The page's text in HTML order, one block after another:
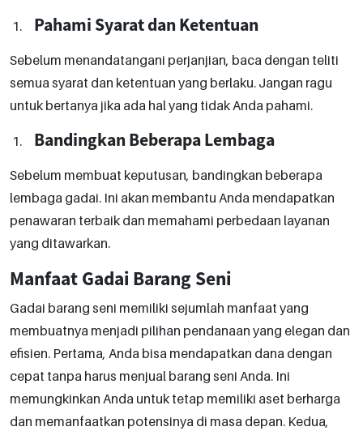
Pahami Syarat dan Ketentuan
Sebelum menandatangani perjanjian, baca dengan teliti
semua syarat dan ketentuan yang berlaku. Jangan ragu
untuk bertanya jika ada hal yang tidak Anda pahami.
Bandingkan Beberapa Lembaga
Sebelum membuat keputusan, bandingkan beberapa
lembaga gadai. Ini akan membantu Anda mendapatkan
penawaran terbaik dan memahami perbedaan layanan
yang ditawarkan.
Manfaat Gadai Barang Seni
Gadai barang seni memiliki sejumlah manfaat yang
membuatnya menjadi pilihan pendanaan yang elegan dan
efisien. Pertama, Anda bisa mendapatkan dana dengan
cepat tanpa harus menjual barang seni Anda. Ini
memungkinkan Anda untuk tetap memiliki aset berharga
dan memanfaatkan potensinya di masa depan. Kedua,